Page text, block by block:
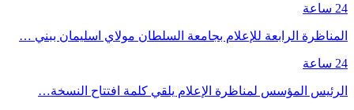
24 ساعة
المناظرة الرابعة للإعلام بجامعة السلطان مولاي اسليمان ببني …
24 ساعة
الرئيس المؤسس لمناظرة الإعلام يلقي كلمة افتتاح النسخة…